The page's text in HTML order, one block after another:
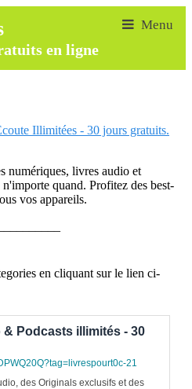
en ligne
Illimitées - 30 jours gratuits.
numériques, livres audio et
quand. Profitez des best-
vos appareils.
en cliquant sur le lien ci-
Podcasts illimités - 30
21
des Originals exclusifs et des